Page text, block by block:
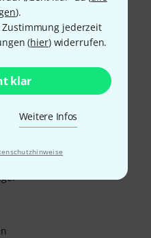
).
jederzeit
(hier) widerrufen.
klar
Weitere Infos